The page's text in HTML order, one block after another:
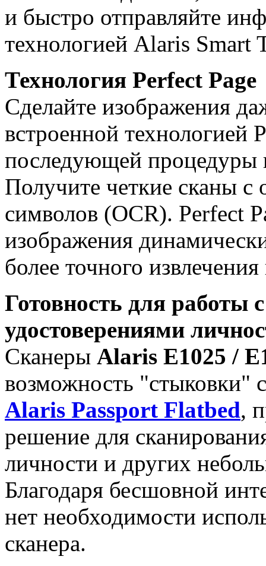
и быстро отправляйте
технологией Alaris Smart
Технология Perfect Page
Сделайте изображения
встроенной технологией
последующей процедуры
Получите четкие сканы с
символов (OCR). Perfect
изображения
более точного
Готовность для работы
удостоверениями
Сканеры Alaris E1025 /
возможность "стыковки"
Alaris Passport Flatbed,
решение для
личности и других
Благодаря бесшовной
нет необходимости
сканера.